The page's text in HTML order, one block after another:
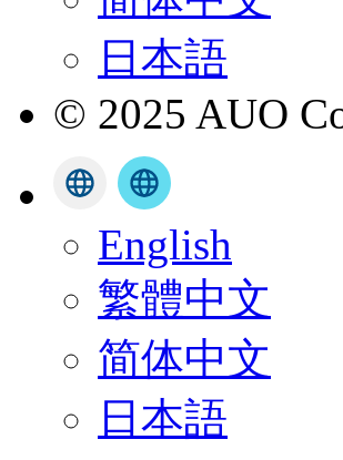
日本語
© 2025 AUO
English
繁體中文
简体中文
日本語